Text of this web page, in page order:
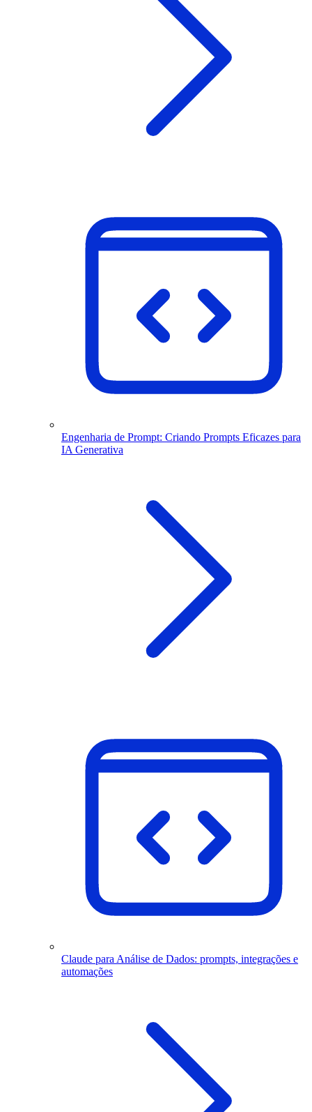
Engenharia de Prompt: Criando Prompts Eficazes para
IA Generativa
Claude para Análise de Dados: prompts, integrações e
automações